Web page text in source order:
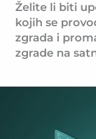
Želite li biti
kojih se
zgrada i
zgrade na